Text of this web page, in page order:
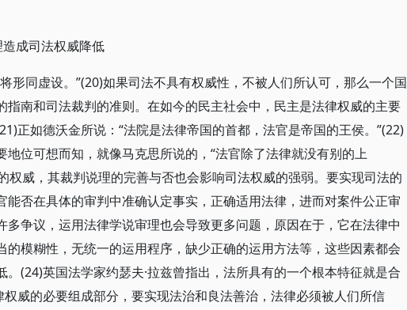
成司法权威降低
形同虚设。”(20)如果司法不具有权威性，不被人们所认可，那么一个国
指南和司法裁判的准则。在如今的民主社会中，民主是法律权威的主要
正如德沃金所说：“法院是法律帝国的首都，法官是帝国的王侯。”(22)
地位可想而知，就像马克思所说的，“法官除了法律就没有别的上
权威，其裁判说理的完善与否也会影响司法权威的强弱。要实现司法的
能否在具体的审判中准确认定事实，正确适用法律，进而对案件公正审
多争议，运用法律学说审理也会导致更多问题，原因在于，它在法律中
的模糊性，无统一的运用程序，缺少正确的运用方法等，这些因素都会
(24)英国法学家约瑟夫·拉兹曾指出，法所具有的一个根本特征就是合
威的必要组成部分，要实现法治和良法善治，法律必须被人们所信